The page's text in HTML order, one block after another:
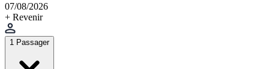
07/08/2026
+ Revenir
1 Passager